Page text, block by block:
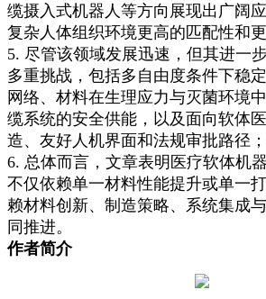
缆摄入式机器人等方向展现出广阔
复杂人体组织环境更高的匹配性和
5. 尽管该领域发展迅速，但其进一
多重挑战，包括多自由度条件下稳
网络、材料在生理应力与灭菌环境
缆系统的安全供能，以及面向软体
造、友好人机界面和法规审批路径；
6. 总体而言，文章表明医疗软体机
不仅依赖单一材料性能提升或单一
赖材料创新、制造策略、系统集成
同推进。
作者简介